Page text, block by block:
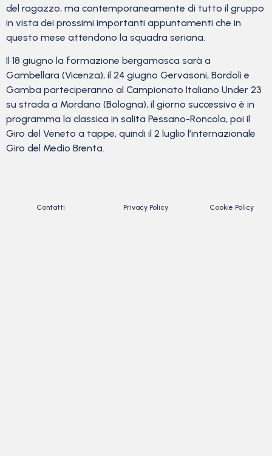
del ragazzo, ma contemporaneamente di tutto il gruppo
in vista dei prossimi importanti appuntamenti che in
questo mese attendono la squadra seriana.
Il 18 giugno la formazione bergamasca sarà a
Gambellara (Vicenza), il 24 giugno Gervasoni, Bordoli e
Gamba parteciperanno al Campionato Italiano Under 23
su strada a Mordano (Bologna), il giorno successivo è in
programma la classica in salita Pessano-Roncola, poi il
Giro del Veneto a tappe, quindi il 2 luglio l’internazionale
Giro del Medio Brenta.
Contatti Privacy Policy Cookie Policy